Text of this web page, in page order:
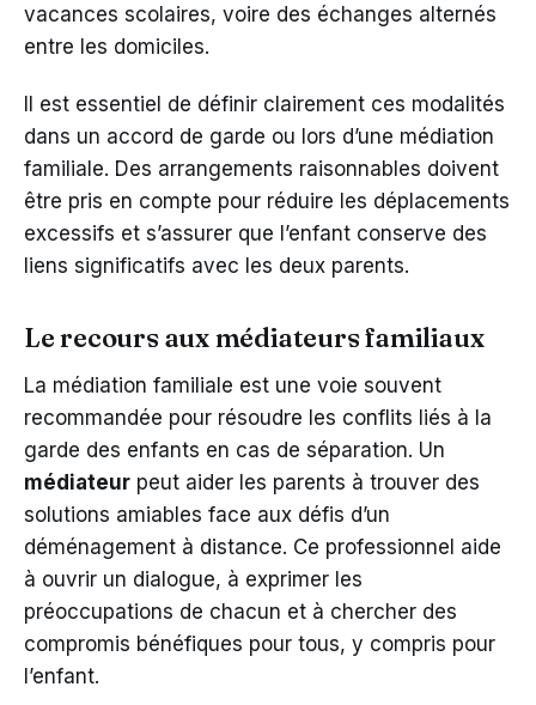
vacances scolaires, voire des échanges alternés
entre les domiciles.
Il est essentiel de définir clairement ces modalités
dans un accord de garde ou lors d’une médiation
familiale. Des arrangements raisonnables doivent
être pris en compte pour réduire les déplacements
excessifs et s’assurer que l’enfant conserve des
liens significatifs avec les deux parents.
Le recours aux médiateurs familiaux
La médiation familiale est une voie souvent
recommandée pour résoudre les conflits liés à la
garde des enfants en cas de séparation. Un
médiateur peut aider les parents à trouver des
solutions amiables face aux défis d’un
déménagement à distance. Ce professionnel aide
à ouvrir un dialogue, à exprimer les
préoccupations de chacun et à chercher des
compromis bénéfiques pour tous, y compris pour
l’enfant.